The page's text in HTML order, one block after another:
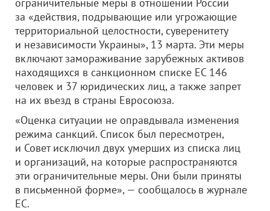
за «действия, подрывающие или угрожающие
территориальной целостности, суверенитету
и независимости Украины», 13 марта. Эти меры
включают замораживание зарубежных активов
находящихся в санкционном списке ЕС 146
человек и 37 юридических лиц, а также запрет
на их въезд в страны Евросоюза.
«Оценка ситуации не оправдывала изменения
режима санкций. Список был пересмотрен,
и Совет исключил двух умерших из списка лиц
и организаций, на которые распространяются
эти ограничительные меры. Они были приняты
в письменной форме», — сообщалось в журнале
ЕС.